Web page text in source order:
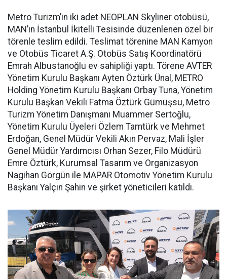
Metro Turizm’in iki adet NEOPLAN Skyliner otobüsü,
MAN’ın İstanbul İkitelli Tesisinde düzenlenen özel bir
törenle teslim edildi. Teslimat törenine MAN Kamyon
ve Otobüs Ticaret A.Ş. Otobüs Satış Koordinatörü
Emrah Albustanoğlu ev sahipliği yaptı. Törene AVTER
Yönetim Kurulu Başkanı Ayten Öztürk Ünal, METRO
Holding Yönetim Kurulu Başkanı Orbay Tuna, Yönetim
Kurulu Başkan Vekili Fatma Öztürk Gümüşsu, Metro
Turizm Yönetim Danışmanı Muammer Sertoğlu,
Yönetim Kurulu Üyeleri Özlem Tamtürk ve Mehmet
Erdoğan, Genel Müdür Vekili Akın Pervaz, Mali İşler
Genel Müdür Yardımcısı Orhan Sezer, Filo Müdürü
Emre Öztürk, Kurumsal Tasarım ve Organizasyon
Nagihan Görgün ile MAPAR Otomotiv Yönetim Kurulu
Başkanı Yalçın Şahin ve şirket yöneticileri katıldı.